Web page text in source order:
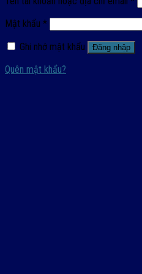
Mật khẩu *
Ghi nhớ mật khẩu
Đăng nhập
Quên mật khẩu?